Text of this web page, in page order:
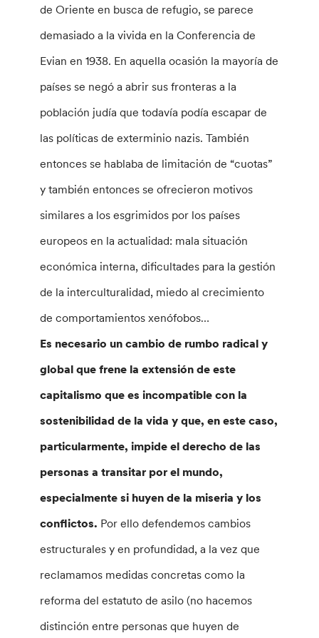
de Oriente en busca de refugio, se parece
demasiado a la vivida en la Conferencia de
Evian en 1938. En aquella ocasión la mayoría de
países se negó a abrir sus fronteras a la
población judía que todavía podía escapar de
las políticas de exterminio nazis. También
entonces se hablaba de limitación de “cuotas”
y también entonces se ofrecieron motivos
similares a los esgrimidos por los países
europeos en la actualidad: mala situación
económica interna, dificultades para la gestión
de la interculturalidad, miedo al crecimiento
de comportamientos xenófobos…
Es necesario un cambio de rumbo radical y
global que frene la extensión de este
capitalismo que es incompatible con la
sostenibilidad de la vida y que, en este caso,
particularmente, impide el derecho de las
personas a transitar por el mundo,
especialmente si huyen de la miseria y los
conflictos. Por ello defendemos cambios
estructurales y en profundidad, a la vez que
reclamamos medidas concretas como la
reforma del estatuto de asilo (no hacemos
distinción entre personas que huyen de